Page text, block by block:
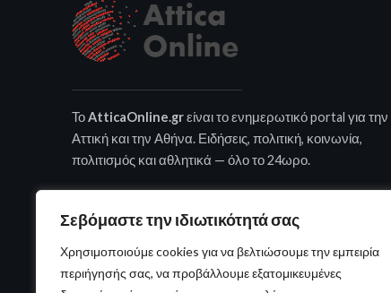
Σεβόμαστε την ιδιωτικότητά σας
Χρησιμοποιούμε cookies για να βελτιώσουμε την εμπειρία
περιήγησής σας, να προβάλλουμε εξατομικευμένες
ΤοAtticaOnline.grείναι το ενημερωτικό portal για την
Αττική και την Αθήνα. Ειδήσεις, πολιτική, κοινωνία,
πολιτισμός και αθλητικά — όλο το 24ωρο.